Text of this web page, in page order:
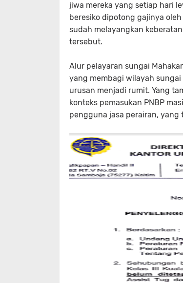
jiwa mereka yang setiap hari
beresiko dipotong gajinya
sudah melayangkan
tersebut.
Alur pelayaran sungai
yang membagi wilayah
urusan menjadi rumit. Yang
konteks pemasukan PNBP
pengguna jasa perairan,